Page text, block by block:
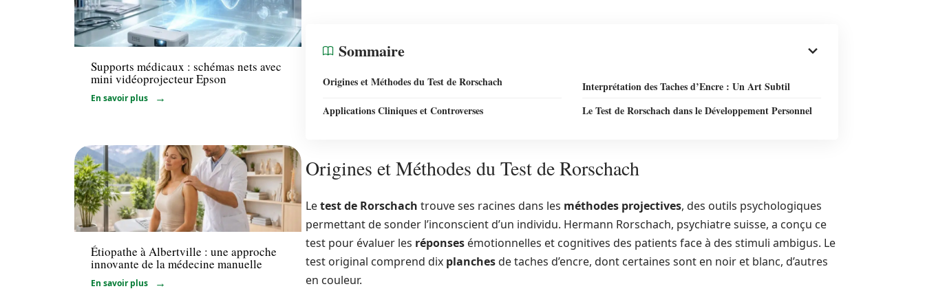
Professionnels
Supports médicaux : schémas nets avec
mini vidéoprojecteur Epson
En savoir plus
Actualité
Étiopathe à Albertville : une approche
innovante de la médecine manuelle
En savoir plus
Sommaire
Origines et Méthodes du Test de Rorschach
Interprétation des Taches d’Encre : Un Art Subtil
Applications Cliniques et Controverses
Le Test de Rorschach dans le Développement Personnel
Origines et Méthodes du Test de Rorschach
Letest de Rorschach trouve ses racines dans les méthodes projectives, des outils psychologiques
permettant de sonder l’inconscient d’un individu. Hermann Rorschach, psychiatre suisse, a conçu ce
test pour évaluer les réponses émotionnelles et cognitives des patients face à des stimuli ambigus. Le
test original comprend dix planchesde taches d’encre, dont certaines sont en noir et blanc, d’autres
en couleur.